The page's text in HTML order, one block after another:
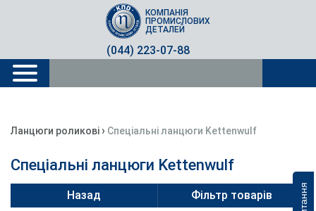
(044) 223-07-88
КОМПАНІЯ
ПРОМИСЛОВИХ
ДЕТАЛЕЙ
Ланцюги роликові › Спеціальні ланцюги Kettenwulf
Спеціальні ланцюги Kettenwulf
Назад Фільтр товарів